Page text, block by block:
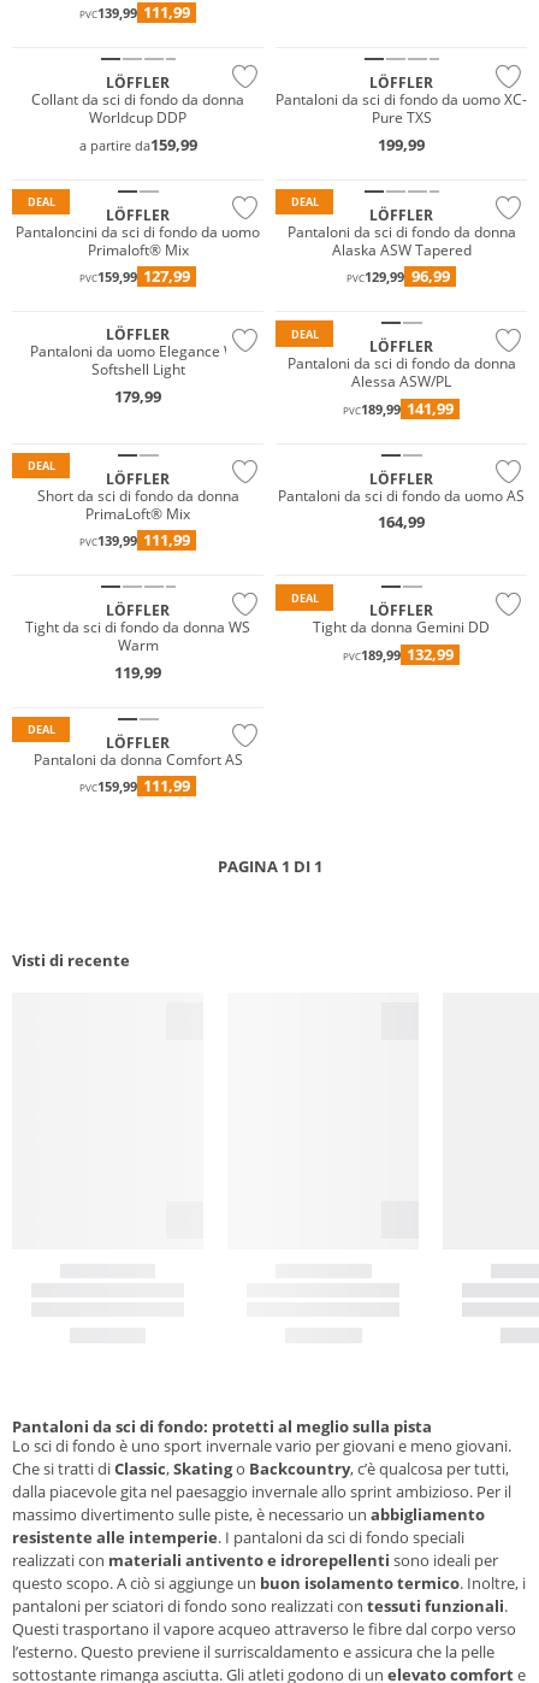
PVC139,99 111,99
LÖFFLER
Collant da sci di fondo da donna
Worldcup DDP
a partire da159,99
LÖFFLER
Pantaloni da sci di fondo da uomo XC-
Pure TXS
199,99
DEAL
Taglie grandi
LÖFFLER
Pantaloncini da sci di fondo da uomo
Primaloft® Mix
PVC159,99 127,99
DEAL
LÖFFLER
Pantaloni da sci di fondo da donna
Alaska ASW Tapered
PVC129,99 96,99
Taglie grandi
LÖFFLER
Pantaloni da uomo Elegance WS
Softshell Light
179,99
DEAL
LÖFFLER
Pantaloni da sci di fondo da donna
Alessa ASW/PL
PVC189,99 141,99
DEAL
Primaloft®
LÖFFLER
Short da sci di fondo da donna
PrimaLoft® Mix
PVC139,99 111,99
Taglie grandi
LÖFFLER
Pantaloni da sci di fondo da uomo AS
164,99
LÖFFLER
Tight da sci di fondo da donna WS
Warm
119,99
DEAL
LÖFFLER
Tight da donna Gemini DD
PVC189,99 132,99
DEAL
LÖFFLER
Pantaloni da donna Comfort AS
PVC159,99 111,99
PAGINA 1 DI 1
Visti di recente
Pantaloni da sci di fondo: protetti al meglio sulla pista
Lo sci di fondo è uno sport invernale vario per giovani e meno giovani.
Che si tratti diClassic,Skatingo Backcountry, c’è qualcosa per tutti,
dalla piacevole gita nel paesaggio invernale allo sprint ambizioso. Per il
massimo divertimento sulle piste, è necessario un abbigliamento
resistente alle intemperie. I pantaloni da sci di fondo speciali
realizzati con materiali antivento e idrorepellenti sono ideali per
questo scopo. A ciò si aggiunge un buon isolamento termico. Inoltre, i
pantaloni per sciatori di fondo sono realizzati con tessuti funzionali.
Questi trasportano il vapore acqueo attraverso le fibre dal corpo verso
l’esterno. Questo previene il surriscaldamento e assicura che la pelle
sottostante rimanga asciutta. Gli atleti godono di un elevato comforte